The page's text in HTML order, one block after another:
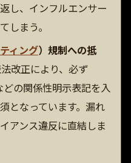
し、インフルエンサー
しまう。
ィング）規制への抵
改正により、必ず
どの関係性明示表記を入
となっています。漏れ
アンス違反に直結しま